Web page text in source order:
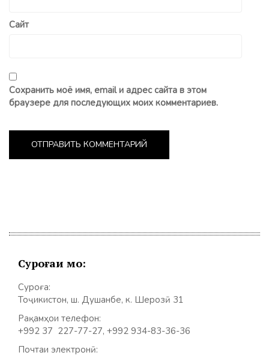
Сайт
Сохранить моё имя, email и адрес сайта в этом
браузере для последующих моих комментариев.
Суроғаи мо:
Суроға:
Тоҷикистон, ш. Душанбе, к. Шерозӣ 31
Рақамҳои телефон:
+992 37 227-77-27, +992 934-83-36-36
Почтаи электронӣ: